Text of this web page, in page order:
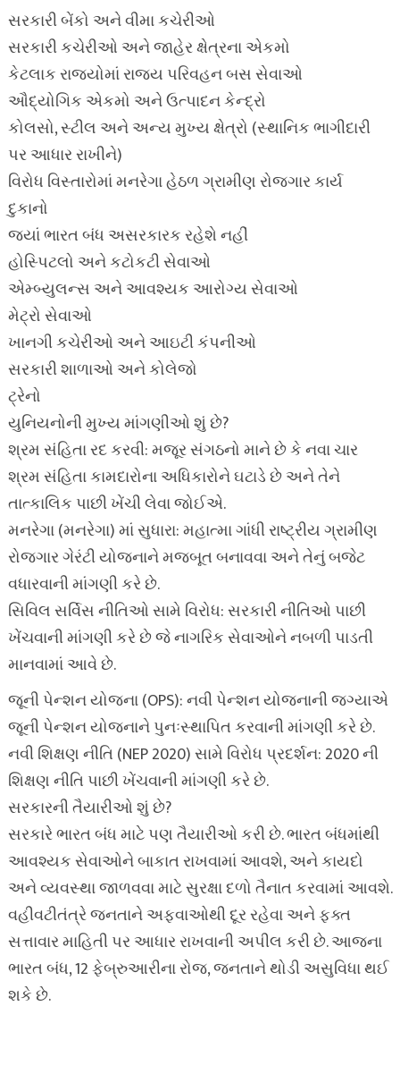
સરકારી બેંકો અને વીમા કચેરીઓ
સરકારી કચેરીઓ અને જાહેર ક્ષેત્રના એકમો
કેટલાક રાજ્યોમાં રાજ્ય પરિવહન બસ સેવાઓ
ઔદ્યોગિક એકમો અને ઉત્પાદન કેન્દ્રો
કોલસો, સ્ટીલ અને અન્ય મુખ્ય ક્ષેત્રો (સ્થાનિક ભાગીદારી
પર આધાર રાખીને)
વિરોધ વિસ્તારોમાં મનરેગા હેઠળ ગ્રામીણ રોજગાર કાર્ય
દુકાનો
જ્યાં ભારત બંધ અસરકારક રહેશે નહીં
હોસ્પિટલો અને કટોકટી સેવાઓ
એમ્બ્યુલન્સ અને આવશ્યક આરોગ્ય સેવાઓ
મેટ્રો સેવાઓ
ખાનગી કચેરીઓ અને આઇટી કંપનીઓ
સરકારી શાળાઓ અને કોલેજો
ટ્રેનો
યુનિયનોની મુખ્ય માંગણીઓ શું છે?
શ્રમ સંહિતા રદ કરવી: મજૂર સંગઠનો માને છે કે નવા ચાર
શ્રમ સંહિતા કામદારોના અધિકારોને ઘટાડે છે અને તેને
તાત્કાલિક પાછી ખેંચી લેવા જોઈએ.
મનરેગા (મનરેગા) માં સુધારા: મહાત્મા ગાંધી રાષ્ટ્રીય ગ્રામીણ
રોજગાર ગેરંટી યોજનાને મજબૂત બનાવવા અને તેનું બજેટ
વધારવાની માંગણી કરે છે.
સિવિલ સર્વિસ નીતિઓ સામે વિરોધ: સરકારી નીતિઓ પાછી
ખેંચવાની માંગણી કરે છે જે નાગરિક સેવાઓને નબળી પાડતી
માનવામાં આવે છે.
જૂની પેન્શન યોજના (OPS): નવી પેન્શન યોજનાની જગ્યાએ
જૂની પેન્શન યોજનાને પુનઃસ્થાપિત કરવાની માંગણી કરે છે.
નવી શિક્ષણ નીતિ (NEP 2020) સામે વિરોધ પ્રદર્શન: 2020 ની
શિક્ષણ નીતિ પાછી ખેંચવાની માંગણી કરે છે.
સરકારની તૈયારીઓ શું છે?
સરકારે ભારત બંધ માટે પણ તૈયારીઓ કરી છે. ભારત બંધમાંથી
આવશ્યક સેવાઓને બાકાત રાખવામાં આવશે, અને કાયદો
અને વ્યવસ્થા જાળવવા માટે સુરક્ષા દળો તૈનાત કરવામાં આવશે.
વહીવટીતંત્રે જનતાને અફવાઓથી દૂર રહેવા અને ફક્ત
સત્તાવાર માહિતી પર આધાર રાખવાની અપીલ કરી છે. આજના
ભારત બંધ, 12 ફેબ્રુઆરીના રોજ, જનતાને થોડી અસુવિધા થઈ
શકે છે.